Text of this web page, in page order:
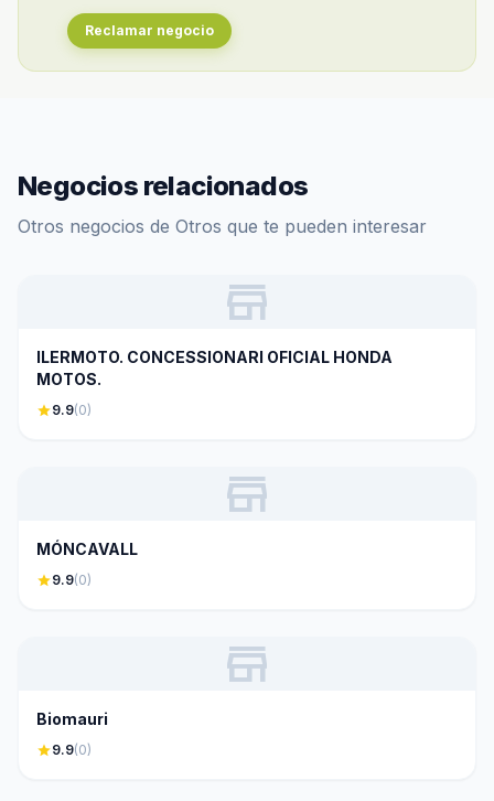
Reclamar negocio
Negocios relacionados
Otros negocios de Otros que te pueden interesar
store
ILERMOTO. CONCESSIONARI OFICIAL HONDA
MOTOS.
star9.9(0)
store
MÓNCAVALL
star9.9(0)
store
Biomauri
star9.9(0)